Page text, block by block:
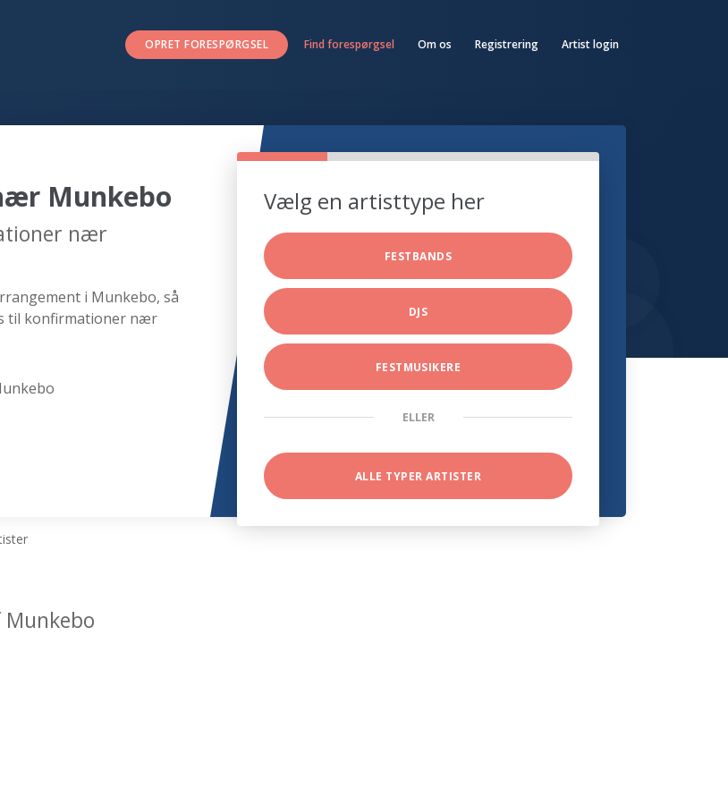
OPRET FORESPØRGSEL Find forespørgsel Om os Registrering Artist login
Munkebo
nær
i Munkebo, så
til konfirmationer nær
Vælg en artisttype her
FESTBANDS
DJS
FESTMUSIKERE
ELLER
ALLE TYPER ARTISTER